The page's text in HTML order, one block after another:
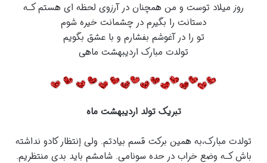
روز میلاد توست و من همچنان در آرزوی لحظه ای هستم کـه
دستانت را بگیرم در چشمانت خیره شوم
تو را در آغوشم بفشارم و با عشق بگویم
تولدت مبارک اردیبهشت ماهی
تبریک تولد اردیبهشت ماه
تولدت مبارک،به همین برکت قسم بیادتم. ولی إنتظار کادو نداشته
باش کـه وضع خراب در حده سونامی. شامشم باید بدی منتظریم.